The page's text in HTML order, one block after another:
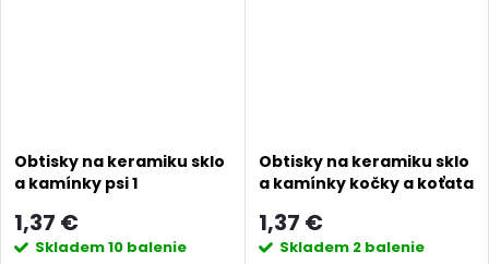
Obtisky na keramiku sklo
a kamínky psi 1
1,37 €
Skladem10 balenie
Obtisky na keramiku sklo
a kamínky kočky a koťata
1,37 €
Skladem 2 balenie